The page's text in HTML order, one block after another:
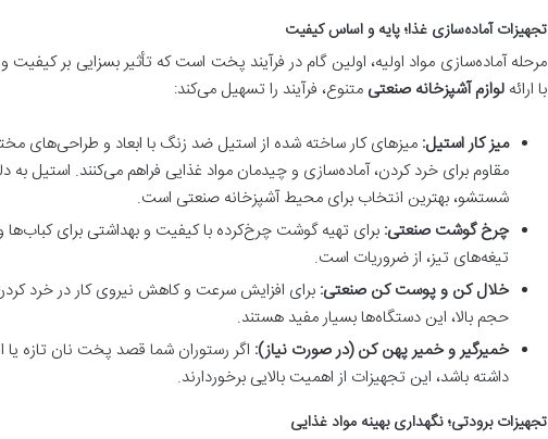
تجهیزات آماده‌سازی غذا؛ پایه و اساس کیفیت
مرحله آماده‌سازی مواد اولیه، اولین گام در فرآیند پخت است که تأثیر بسزایی بر
با ارائهلوازم آشپزخانه صنعتی متنوع، فرآیند را تسهیل می‌کند:
میز کار استیل: میزهای کار ساخته شده از استیل ضد زنگ با ابعاد و طراحی‌های
مقاوم برای خرد کردن، آماده‌سازی و چیدمان مواد غذایی فراهم می‌کنند. استیل
شستشو، بهترین انتخاب برای محیط آشپزخانه صنعتی است.
چرخ گوشت صنعتی: برای تهیه گوشت چرخ‌کرده با کیفیت و بهداشتی برای
تیغه‌های تیز، از ضروریات است.
خلال کن و پوست کن صنعتی: برای افزایش سرعت و کاهش نیروی کار در خرد
حجم بالا، این دستگاه‌ها بسیار مفید هستند.
خمیرگیر و خمیر پهن کن (در صورت نیاز): اگر رستوران شما قصد پخت نان تازه یا
داشته باشد، این تجهیزات از اهمیت بالایی برخوردارند.
تجهیزات برودتی؛ نگهداری بهینه مواد غذایی